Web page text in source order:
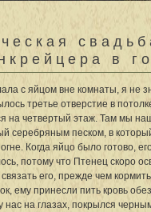
в
с яйцом вне комнаты, я не
третье отверстие в
на четвертый этаж. Там мы
серебряным песком, в
Когда яйцо было готово,
потому что Птенец скоро
его, прежде чем
ему принесли пить кровь
нас на глазах, покрылся